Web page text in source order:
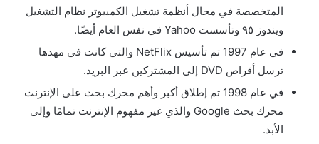
المتخصصة في مجال أنظمة تشغيل الكمبيوتر نظام التشغيل
ويندوز ٩٥ وتأسست Yahoo في نفس العام أيضًا.
في عام 1997 تم تأسيس NetFlix والتي كانت في مهدها
ترسل أقراص DVD إلى المشتركين عبر البريد.
في عام 1998 تم إطلاق أكبر وأهم محرك بحث على الإنترنت
محرك بحث Google والذي غير مفهوم الإنترنت تمامًا وإلى
الأبد.